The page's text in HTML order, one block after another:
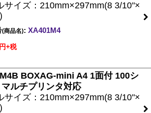
サイズ：210mm×297mm(8 3/10"×
(商品名): XA401M4
円+税
BOXAG-mini A4 1面付 100シ
ルチプリンタ対応
サイズ：210mm×297mm(8 3/10"×